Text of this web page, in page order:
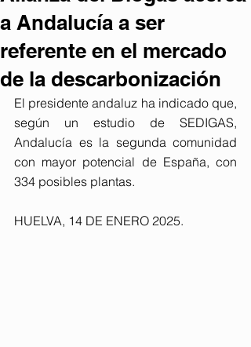
a Andalucía a ser
referente en el mercado
de la descarbonización
El presidente andaluz ha indicado que,
según un estudio de SEDIGAS,
Andalucía es la segunda comunidad
con mayor potencial de España, con
334 posibles plantas.
HUELVA, 14 DE ENERO 2025.